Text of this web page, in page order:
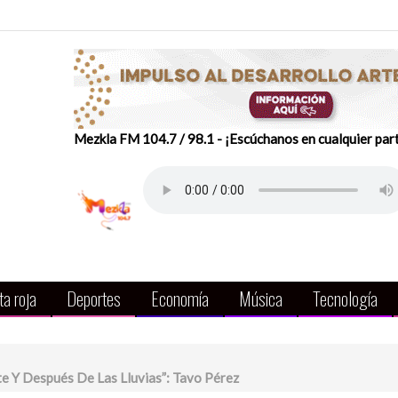
Mezkla FM 104.7 / 98.1 - ¡Escúchanos en cualquier
roja Deportes Economía Música Tecnología
Y Después De Las Lluvias”: Tavo Pérez